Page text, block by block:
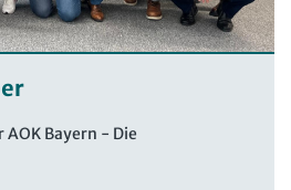
Bayern - Die